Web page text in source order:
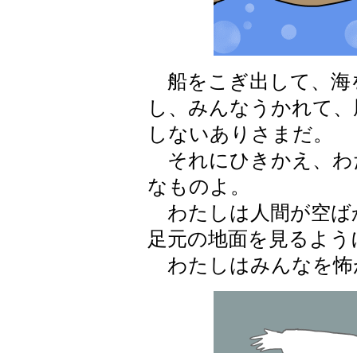
船をこぎ出して、海
し、みんなうかれて
しないありさまだ。
それにひきかえ、わ
なものよ。
わたしは人間が空ば
足元の地面を見るよ
わたしはみんなを怖